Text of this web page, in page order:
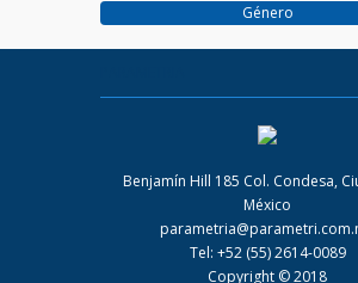
Género
Benjamín Hill 185 Col. Condesa,
México
Tel: +52 (55) 2614-0089
Copyright © 2018